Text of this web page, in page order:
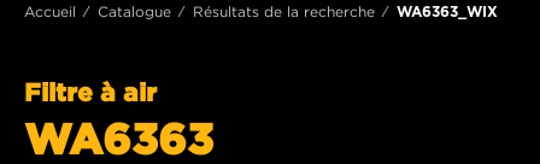
Accueil Catalogue Résultats de la recherche WA6363_WIX
Filtre à air
WA6363